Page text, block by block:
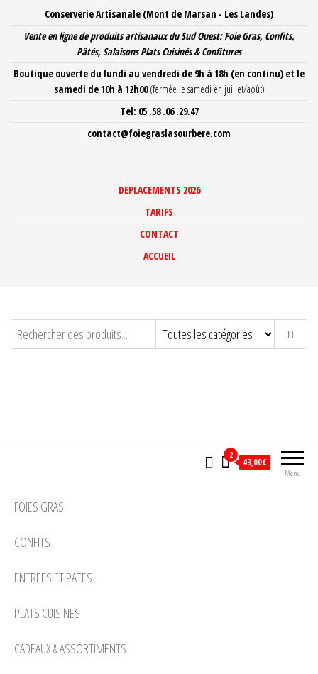
Conserverie Artisanale (Mont de Marsan - Les Landes)
Vente en ligne de produits artisanaux du Sud Ouest: Foie Gras, Confits,
Pâtés, Salaisons Plats Cuisinés & Confitures
Boutique ouverte du lundi au vendredi de 9h à 18h (en continu) et le
samedi de 10h à 12h00(fermée le samedi en juillet/août)
Tel: 05 .58 .06 .29.47
contact@foiegraslasourbere.com
DEPLACEMENTS 2026
TARIFS
CONTACT
ACCUEIL
LA SOURBERE ARTISAN CONSERVEUR PASSIONNE
Menu
2
43,00€
FOIES GRAS
CONFITS
ENTREES ET PATES
PLATS CUISINES
CADEAUX & ASSORTIMENTS